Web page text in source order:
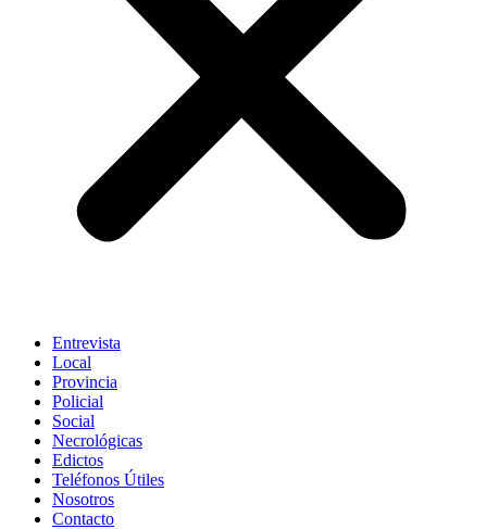
Entrevista
Local
Provincia
Policial
Social
Necrológicas
Edictos
Teléfonos Útiles
Nosotros
Contacto